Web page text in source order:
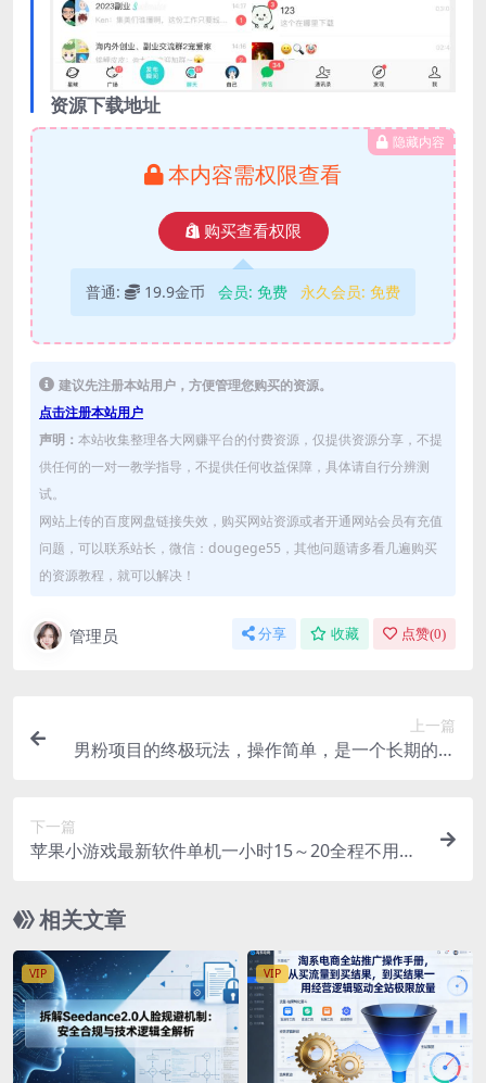
资源下载地址
隐藏内容
本内容需权限查看
购买查看权限
普通: 19.9金币 会员: 免费 永久会员: 免费
建议先注册本站用户，方便管理您购买的资源。
点击注册本站用户
声明： 本站收集整理各大网赚平台的付费资源，仅提供资源分享，不提
供任何的一对一教学指导，不提供任何收益保障，具体请自行分辨测
试。
网站上传的百度网盘链接失效，购买网站资源或者开通网站会员有充值
问题，可以联系站长，微信：dougege55，其他问题请多看几遍购买
的资源教程，就可以解决！
管理员 分享 收藏 点赞(0)
上一篇
男粉项目的终极玩法，操作简单，是一个长期的暴
下一篇
苹果小游戏最新软件单机一小时15～20全程不用看
相关文章
VIP VIP